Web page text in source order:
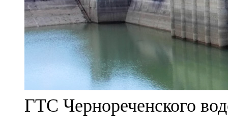
ГТС Чернореченского